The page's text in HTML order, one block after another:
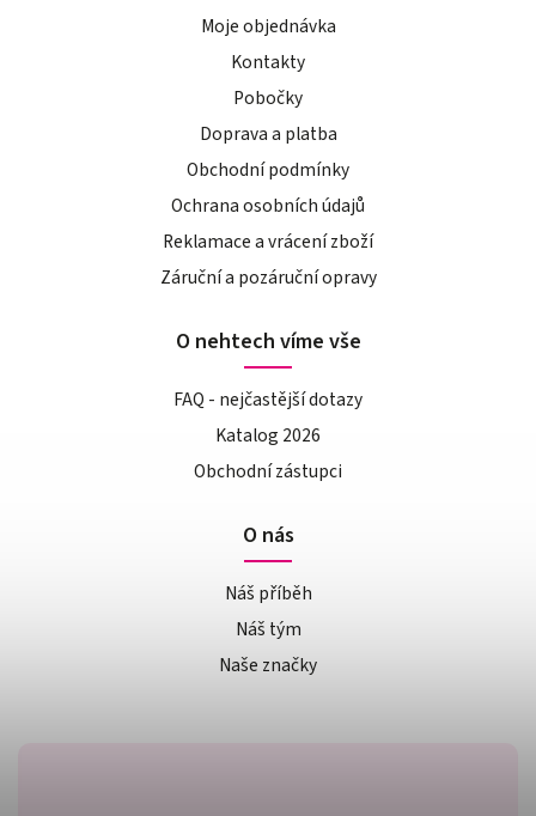
Moje objednávka
Kontakty
Pobočky
Doprava a platba
Obchodní podmínky
Ochrana osobních údajů
Reklamace a vrácení zboží
Záruční a pozáruční opravy
O nehtech víme vše
FAQ - nejčastější dotazy
Katalog 2026
Obchodní zástupci
O nás
Náš příběh
Náš tým
Naše značky